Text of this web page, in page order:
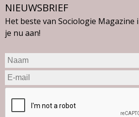
NIEUWSBRIEF
Het beste van Sociologie Magazine
je nu aan!